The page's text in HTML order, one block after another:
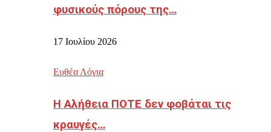
φυσικούς πόρους της…
17 Ιουλίου 2026
Ευθέα Λόγια
Η Αλήθεια ΠΟΤΕ δεν φοβάται τις
κραυγές…